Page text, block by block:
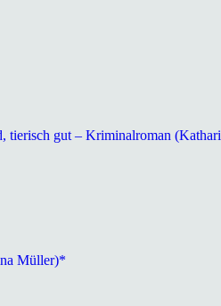
tierisch gut – Kriminalroman
Müller)*